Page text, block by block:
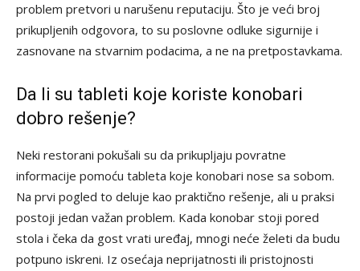
problem pretvori u narušenu reputaciju. Što je veći broj
prikupljenih odgovora, to su poslovne odluke sigurnije i
zasnovane na stvarnim podacima, a ne na pretpostavkama.
Da li su tableti koje koriste konobari
dobro rešenje?
Neki restorani pokušali su da prikupljaju povratne
informacije pomoću tableta koje konobari nose sa sobom.
Na prvi pogled to deluje kao praktično rešenje, ali u praksi
postoji jedan važan problem. Kada konobar stoji pored
stola i čeka da gost vrati uređaj, mnogi neće želeti da budu
potpuno iskreni. Iz osećaja neprijatnosti ili pristojnosti